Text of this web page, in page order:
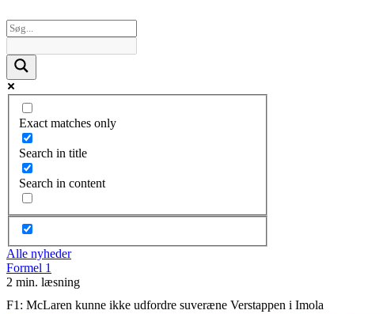
Exact matches only
Search in title
Search in content
Alle nyheder
Formel 1
2 min. læsning
F1: McLaren kunne ikke udfordre suveræne Verstappen i Imola